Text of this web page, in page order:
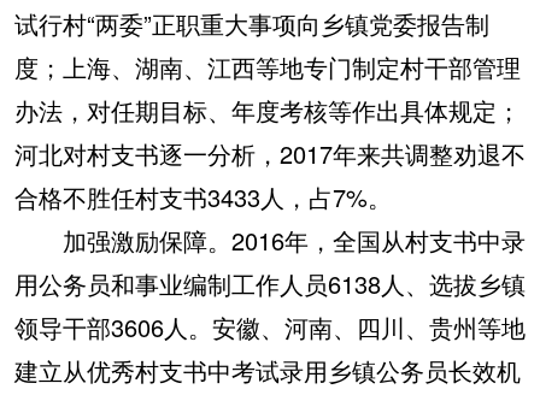
试行村“两委”正职重大事项向乡镇党委报告制
度；上海、湖南、江西等地专门制定村干部管理
办法，对任期目标、年度考核等作出具体规定；
河北对村支书逐一分析，2017年来共调整劝退不
合格不胜任村支书3433人，占7%。
加强激励保障。2016年，全国从村支书中录
用公务员和事业编制工作人员6138人、选拔乡镇
领导干部3606人。安徽、河南、四川、贵州等地
建立从优秀村支书中考试录用乡镇公务员长效机